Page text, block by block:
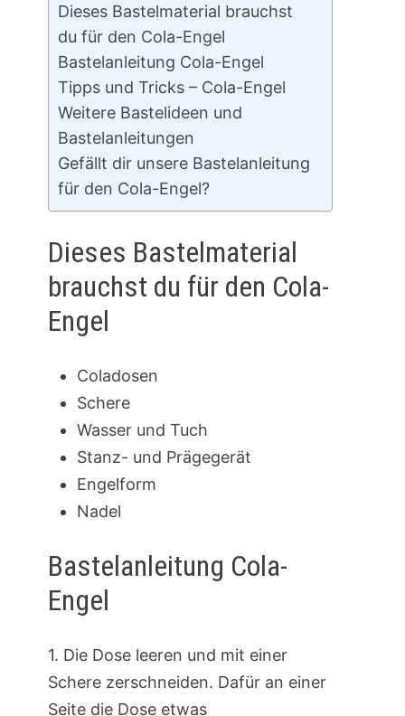
Dieses Bastelmaterial brauchst
du für den Cola-Engel
Bastelanleitung Cola-Engel
Tipps und Tricks – Cola-Engel
Weitere Bastelideen und
Bastelanleitungen
Gefällt dir unsere Bastelanleitung
für den Cola-Engel?
Dieses Bastelmaterial
brauchst du für den Cola-
Engel
Coladosen
Schere
Wasser und Tuch
Stanz- und Prägegerät
Engelform
Nadel
Bastelanleitung Cola-
Engel
1. Die Dose leeren und mit einer
Schere zerschneiden. Dafür an einer
Seite die Dose etwas